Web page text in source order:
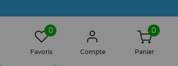
0
Favoris Compte
0
Panier